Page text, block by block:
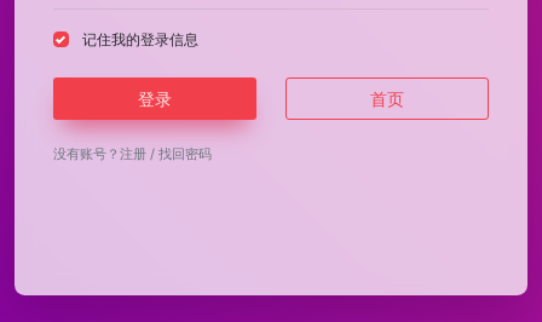
记住我的登录信息
登录 首页
没有账号？ 注册 / 找回密码